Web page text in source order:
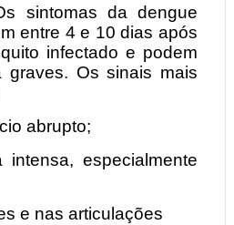
sintomas da dengue
entre 4 e 10 dias após
infectado e podem
Os sinais mais
abrupto;
especialmente
e nas articulações